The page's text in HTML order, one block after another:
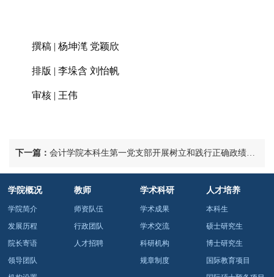
撰稿 | 杨坤滗 党颖欣
排版 | 李垛含 刘怡帆
审核 | 王伟
下一篇： 会计学院本科生第一党支部开展树立和践行正确政绩观启动部署会暨专题党课
学院概况
学院简介
发展历程
院长寄语
领导团队
教师
师资队伍
行政团队
人才招聘
学术科研
学术成果
学术交流
科研机构
规章制度
人才培养
本科生
硕士研究生
博士研究生
国际教育项目